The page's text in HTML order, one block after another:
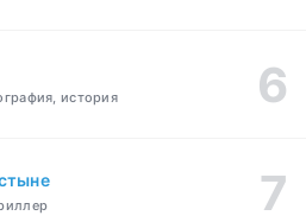
история